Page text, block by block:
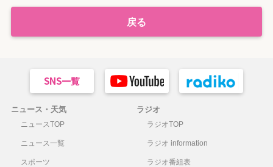
戻る
ニュース・天気
ニュースTOP
ニュース一覧
スポーツ
ラジオ
ラジオTOP
ラジオ information
ラジオ番組表